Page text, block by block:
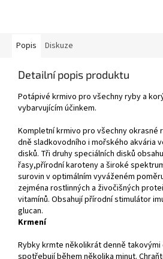
Popis Diskuze
Detailní popis produktu
Potápivé krmivo pro všechny ryby a
vybarvujícím účinkem.
Kompletní krmivo pro všechny okrasné
dně sladkovodního i mořského akvária
disků. Tři druhy speciálních disků
řasy,přírodní karoteny a široké
surovin v optimálním vyváženém
zejména rostlinných a živočišných
vitamínů. Obsahují přírodní stimulátor
glucan.
Krmení
Rybky krmte několikrát denně